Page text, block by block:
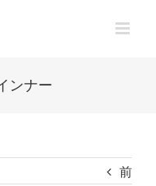
ンナー
前